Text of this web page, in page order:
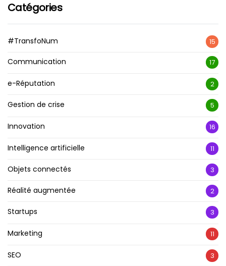
Catégories
#TransfoNum 15
Communication 17
e-Réputation 2
Gestion de crise 5
Innovation 16
Intelligence artificielle 11
Objets connectés 3
Réalité augmentée 2
Startups 3
Marketing 11
SEO 3